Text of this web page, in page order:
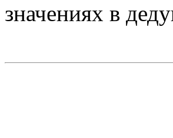
значениях в